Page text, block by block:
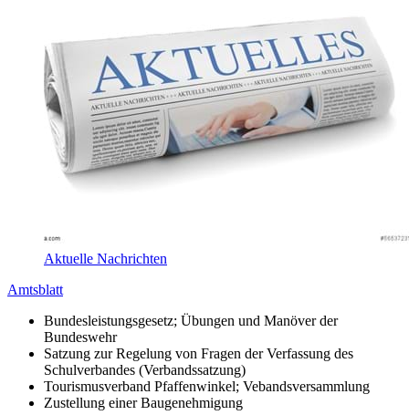
Aktuelle Nachrichten
Amtsblatt
Bundesleistungsgesetz; Übungen und Manöver der
Bundeswehr
Satzung zur Regelung von Fragen der Verfassung des
Schulverbandes (Verbandssatzung)
Tourismusverband Pfaffenwinkel; Vebandsversammlung
Zustellung einer Baugenehmigung